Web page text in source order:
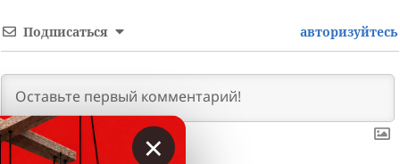
Подписаться авторизуйтесь
×